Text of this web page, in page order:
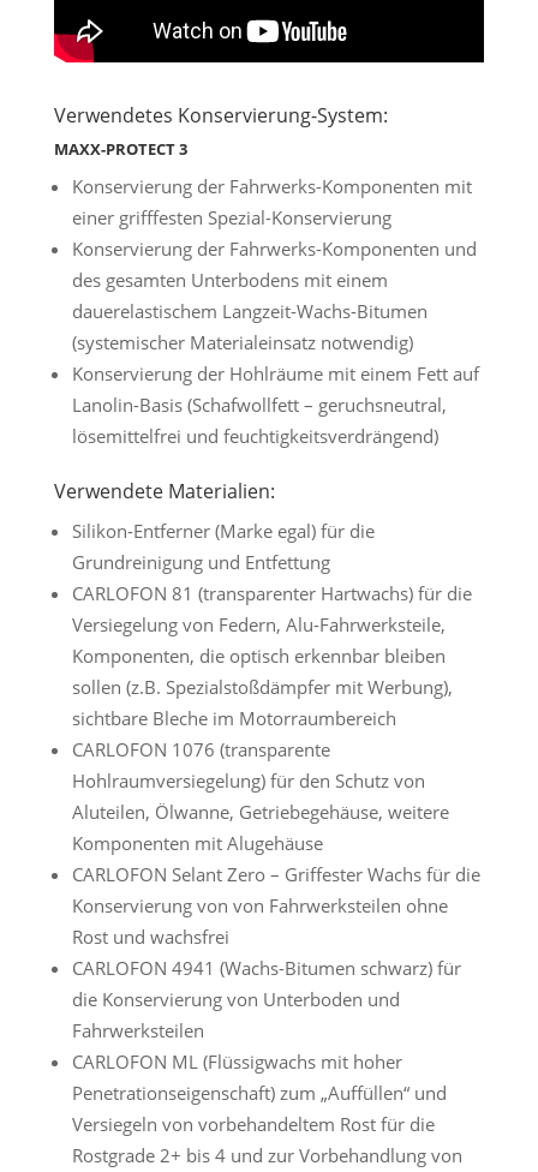
Verwendetes Konservierung-System:
MAXX-PROTECT 3
Konservierung der Fahrwerks-Komponenten mit
einer grifffesten Spezial-Konservierung
Konservierung der Fahrwerks-Komponenten und
des gesamten Unterbodens mit einem
dauerelastischem Langzeit-Wachs-Bitumen
(systemischer Materialeinsatz notwendig)
Konservierung der Hohlräume mit einem Fett auf
Lanolin-Basis (Schafwollfett – geruchsneutral,
lösemittelfrei und feuchtigkeitsverdrängend)
Verwendete Materialien:
Silikon-Entferner (Marke egal) für die
Grundreinigung und Entfettung
CARLOFON 81 (transparenter Hartwachs) für die
Versiegelung von Federn, Alu-Fahrwerksteile,
Komponenten, die optisch erkennbar bleiben
sollen (z.B. Spezialstoßdämpfer mit Werbung),
sichtbare Bleche im Motorraumbereich
CARLOFON 1076 (transparente
Hohlraumversiegelung) für den Schutz von
Aluteilen, Ölwanne, Getriebegehäuse, weitere
Komponenten mit Alugehäuse
CARLOFON Selant Zero – Griffester Wachs für die
Konservierung von von Fahrwerksteilen ohne
Rost und wachsfrei
CARLOFON 4941 (Wachs-Bitumen schwarz) für
die Konservierung von Unterboden und
Fahrwerksteilen
CARLOFON ML (Flüssigwachs mit hoher
Penetrationseigenschaft) zum „Auffüllen“ und
Versiegeln von vorbehandeltem Rost für die
Rostgrade 2+ bis 4 und zur Vorbehandlung von